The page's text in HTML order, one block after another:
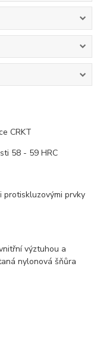
CRKT
58 - 59 HRC
protiskluzovými prvky
výztuhou a
nylonová šňůra